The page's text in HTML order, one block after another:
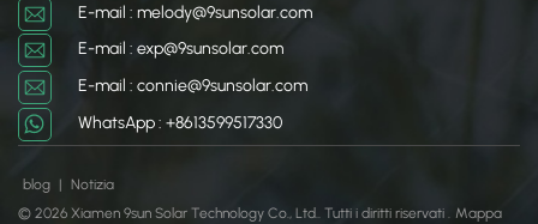
E-mail : melody@9sunsolar.com
E-mail : exp@9sunsolar.com
E-mail : connie@9sunsolar.com
WhatsApp : +8613599517330
blog | Notizia
© 2026 Xiamen 9sun Solar Technology Co., Ltd.. Tutti i diritti riservati .
Mappa